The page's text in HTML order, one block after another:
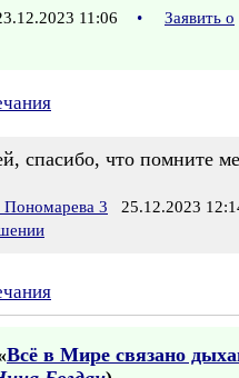
11:06 •
Заявить о
спасибо, что помните
Пономарева 3 25.12.2023
Всё в Мире связано